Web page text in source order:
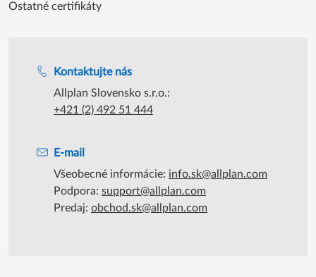
Kontaktujte nás
Allplan Slovensko s.r.o.:
+421 (2) 492 51 444
E-mail
Všeobecné informácie: info.sk@allplan.com
Podpora: support@allplan.com
Predaj: obchod.sk@allplan.com
Ostatné certifikáty